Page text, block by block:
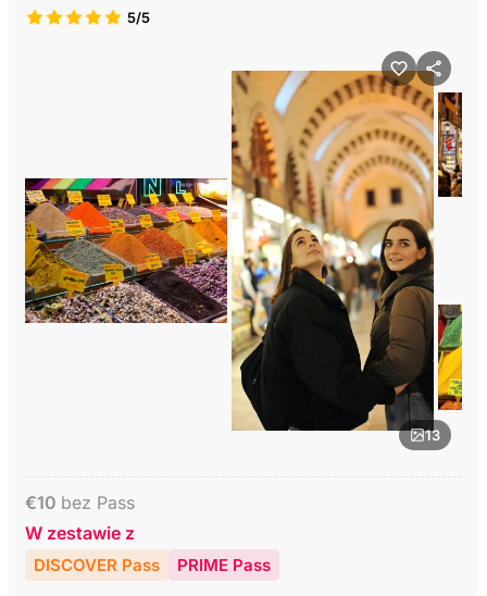
13
5/5
€10 bez Pass
W zestawie z
DISCOVER Pass PRIME Pass